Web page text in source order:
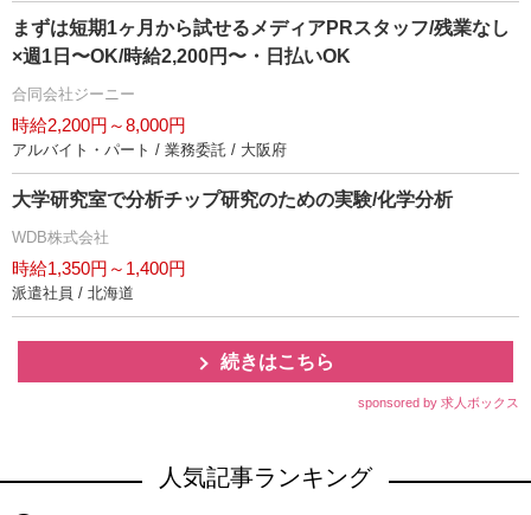
まずは短期1ヶ月から試せるメディアPRスタッフ/残業なし
×週1日〜OK/時給2,200円〜・日払いOK
合同会社ジーニー
時給2,200円～8,000円
アルバイト・パート / 業務委託 / 大阪府
大学研究室で分析チップ研究のための実験/化学分析
WDB株式会社
時給1,350円～1,400円
派遣社員 / 北海道
続きはこちら
sponsored by 求人ボックス
人気記事ランキング